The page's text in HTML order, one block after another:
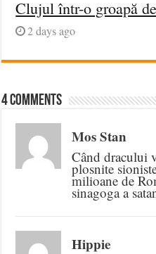
Clujul într-o groapă
2 days ago
4 comments
Mos Stan
Când dracului
plosnite
milioane de
sinagoga a
Hippie